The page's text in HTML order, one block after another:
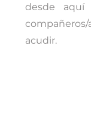
desde
acudir.